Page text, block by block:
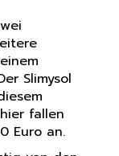
Slimysol
fallen
Euro an.